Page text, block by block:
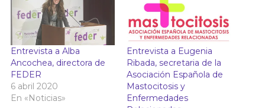
Entrevista a Alba
Ancochea, directora de
FEDER
6 abril 2020
En «Noticias»
Entrevista a Eugenia
Ribada, secretaria de la
Asociación Española de
Mastocitosis y
Enfermedades